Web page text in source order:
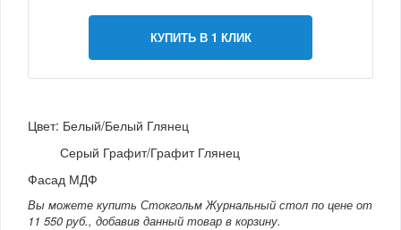
КУПИТЬ В 1 КЛИК
Цвет: Белый/Белый Глянец
Серый Графит/Графит Глянец
Фасад МДФ
Вы можете купить Стокгольм Журнальный стол по цене от
11 550 руб., добавив данный товар в корзину.